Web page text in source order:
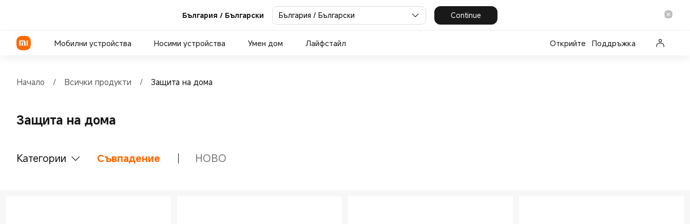
България / Български България / Български Continue
Мобилни устройства
Серия REDMI
Носими устройства Умен дом Лайфстайл Открийте Поддръжка
Начало / Всички продукти / Защита на дома
Защита на дома
Категории Съвпадение НОВО